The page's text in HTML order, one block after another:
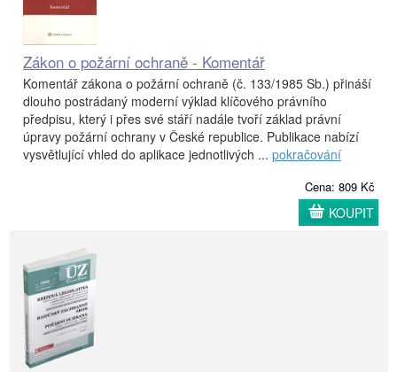
Zákon o požární ochraně - Komentář
Komentář zákona o požární ochraně (č. 133/1985 Sb.) přináší
dlouho postrádaný moderní výklad klíčového právního
předpisu, který i přes své stáří nadále tvoří základ právní
úpravy požární ochrany v České republice. Publikace nabízí
vysvětlující vhled do aplikace jednotlivých ... pokračování
Cena: 809 Kč
KOUPIT